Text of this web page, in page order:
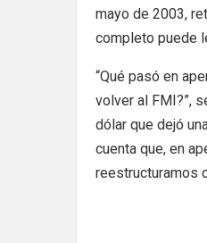
mayo de 2003,
completo puede
“Qué pasó en
volver al FMI?”,
dólar que dejó
cuenta que, en
reestructuramos